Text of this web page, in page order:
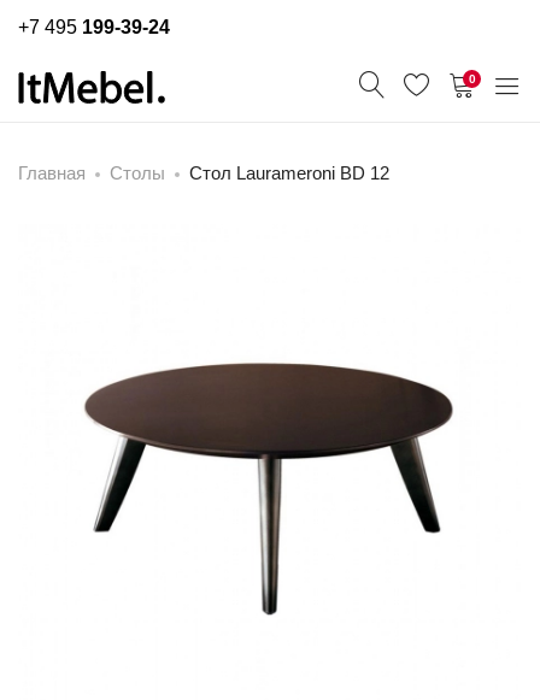
+7 495 199-39-24
0
Главная Столы Стол Laurameroni BD 12